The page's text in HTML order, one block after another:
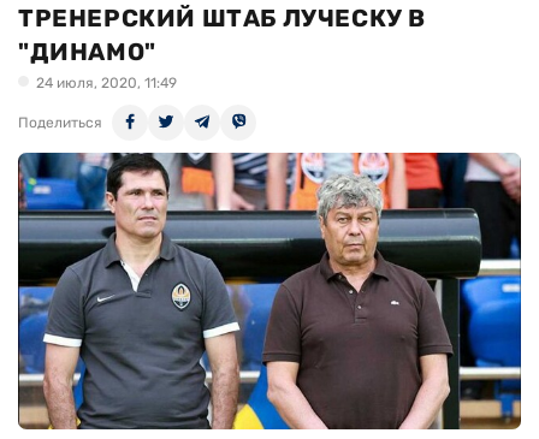
ТРЕНЕРСКИЙ ШТАБ ЛУЧЕСКУ В
"ДИНАМО"
24 июля, 2020, 11:49
Поделиться